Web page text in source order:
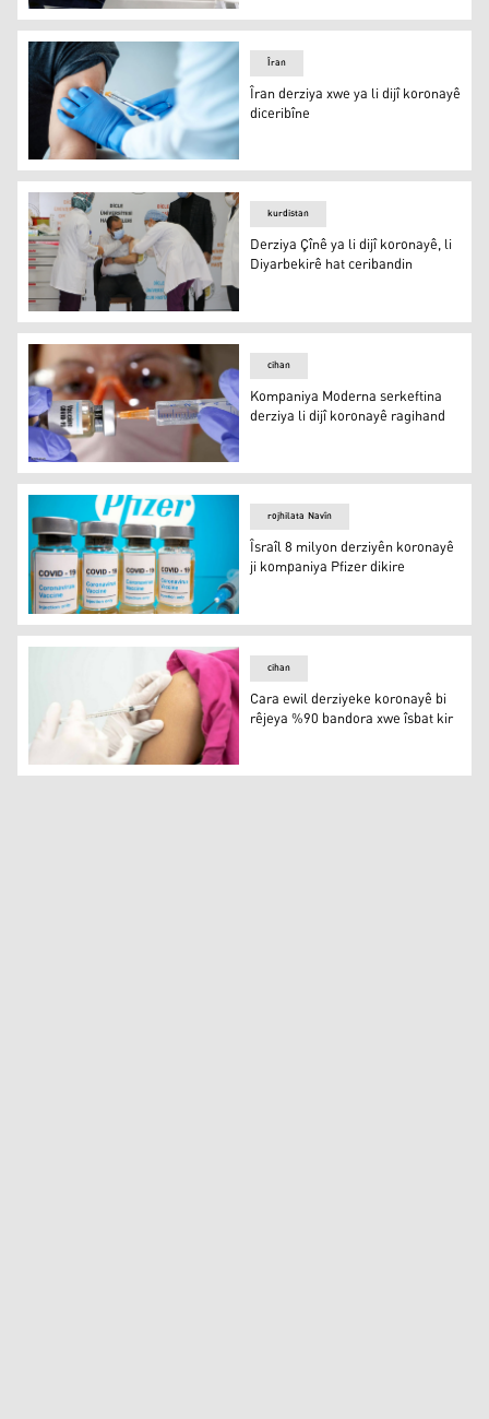
Vaksîna Koronayê
Vaksîn
Îran
Îran derziya xwe ya li dijî koronayê
diceribîne
Derziya Çînê ya li dijî koronayê, li Diyarbekirê hat
kurdistan
Derziya Çînê ya li dijî koronayê, li
Diyarbekirê hat ceribandin
Kompaniya Moderna serkeftina derziya li dijî koronayê
cihan
Kompaniya Moderna serkeftina
derziya li dijî koronayê ragihand
Îsraîl 8 milyon derziyên koronayê ji kompaniya Pfizer
rojhilata Navîn
Îsraîl 8 milyon derziyên koronayê
ji kompaniya Pfizer dikire
Cara ewil derziyeke koronayê bi rêjeya %90 bandora
cihan
Cara ewil derziyeke koronayê bi
rêjeya %90 bandora xwe îsbat kir